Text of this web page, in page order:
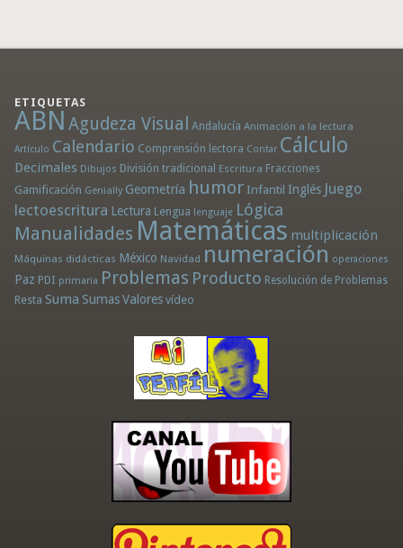
ETIQUETAS
ABN Agudeza Visual Andalucía Animación a la lectura
Artículo Calendario Comprensión lectora Contar Cálculo
Decimales Dibujos División tradicional Escritura Fracciones
Gamificación Genially Geometría humor Infantil Inglés Juego
lectoescritura Lectura Lengua lenguaje Lógica
Manualidades Matemáticas multiplicación
Máquinas didácticas México Navidad numeración operaciones
Paz PDI primaria Problemas Producto Resolución de Problemas
Resta Suma Sumas Valores vídeo